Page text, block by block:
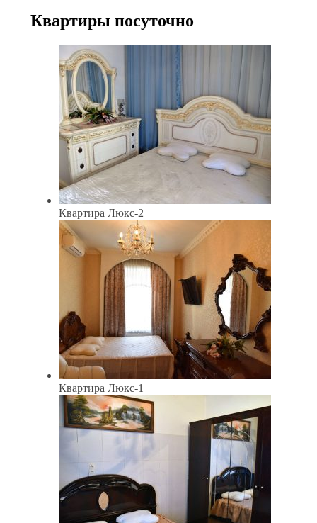
Квартиры посуточно
Квартира Люкс-2
Квартира Люкс-1